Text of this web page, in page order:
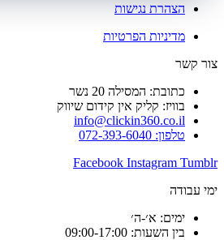
הצהרת נגישות
מדיניות הפרטיות
צור קשר
כתובת: המסילה 20 נשר
בוויז: קליק אין קידום שיווק
info@clickin360.co.il
טלפון: 072-393-6040
Facebook Instagram Tumblr
ימי עבודה
ימים: א׳-ה׳
בין השעות: 09:00-17:00